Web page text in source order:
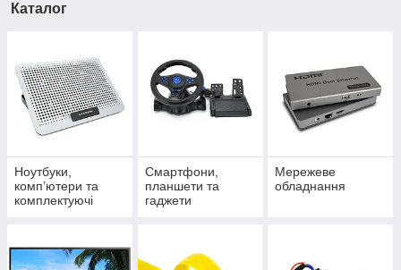
Каталог
Ноутбуки,
комп’ютери та
комплектуючі
Смартфони,
планшети та
гаджети
Мережеве
обладнання